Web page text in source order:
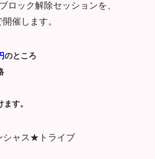
ロック解除セッションを、
催します。
のところ
す。
シャス★トライブ